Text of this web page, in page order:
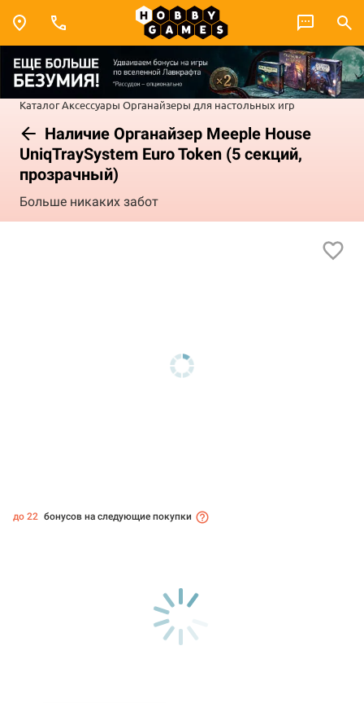
КаталогАксессуары Органайзеры для настольных игр
Наличие Органайзер Meeple House
UniqTraySystem Euro Token (5 секций,
прозрачный)
Больше никаких забот
до 22 бонусов на следующие покупки